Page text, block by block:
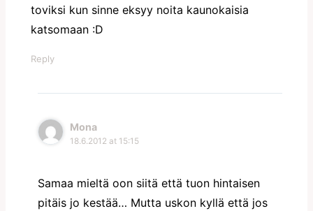
toviksi kun sinne eksyy noita kaunokaisia
katsomaan :D
Reply
Mona
18.6.2012 at 15:15
Samaa mieltä oon siitä että tuon hintaisen
pitäis jo kestää… Mutta uskon kyllä että jos